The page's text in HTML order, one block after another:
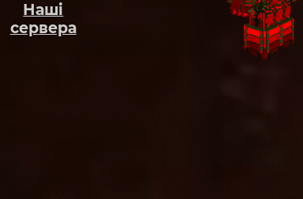
Наші
сервера